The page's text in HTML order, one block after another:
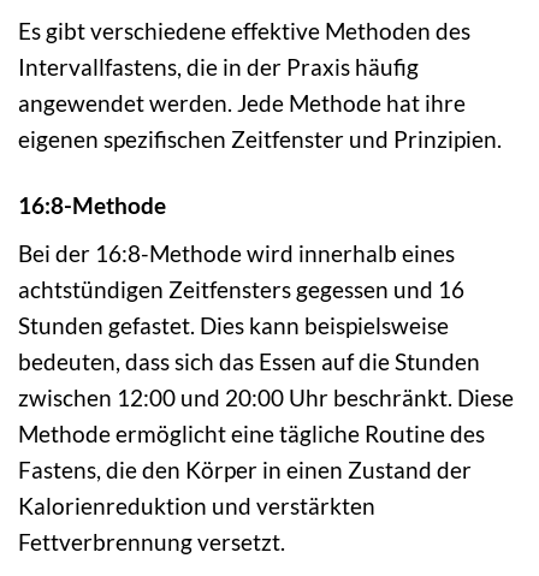
Es gibt verschiedene effektive Methoden des
Intervallfastens, die in der Praxis häufig
angewendet werden. Jede Methode hat ihre
eigenen spezifischen Zeitfenster und Prinzipien.
16:8-Methode
Bei der 16:8-Methode wird innerhalb eines
achtstündigen Zeitfensters gegessen und 16
Stunden gefastet. Dies kann beispielsweise
bedeuten, dass sich das Essen auf die Stunden
zwischen 12:00 und 20:00 Uhr beschränkt. Diese
Methode ermöglicht eine tägliche Routine des
Fastens, die den Körper in einen Zustand der
Kalorienreduktion und verstärkten
Fettverbrennung versetzt.